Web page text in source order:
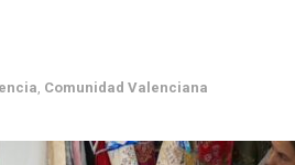
, Comunidad Valenciana